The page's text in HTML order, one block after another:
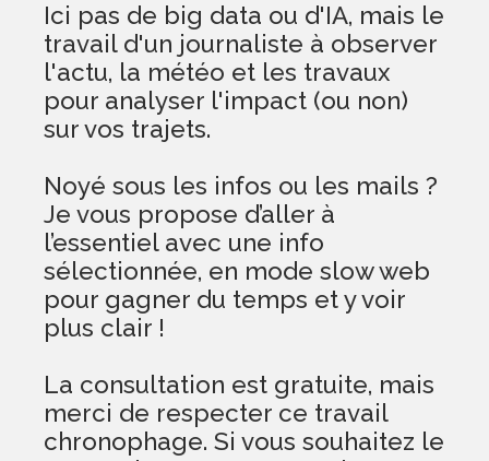
Ici pas de big data ou d'IA, mais le
travail d'un journaliste à observer
l'actu, la météo et les travaux
pour analyser l'impact (ou non)
sur vos trajets.
Noyé sous les infos ou les mails ?
Je vous propose d’aller à
l’essentiel avec une info
sélectionnée, en mode slow web
pour gagner du temps et y voir
plus clair !
La consultation est gratuite, mais
merci de respecter ce travail
chronophage. Si vous souhaitez le